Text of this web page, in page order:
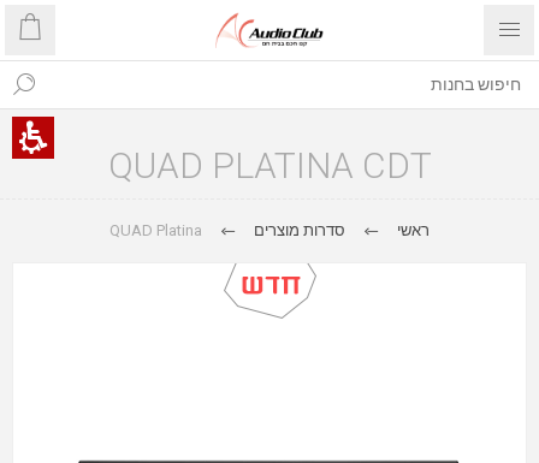
QUAD PLATINA CDT
ראשי סדרות מוצרים QUAD Platina